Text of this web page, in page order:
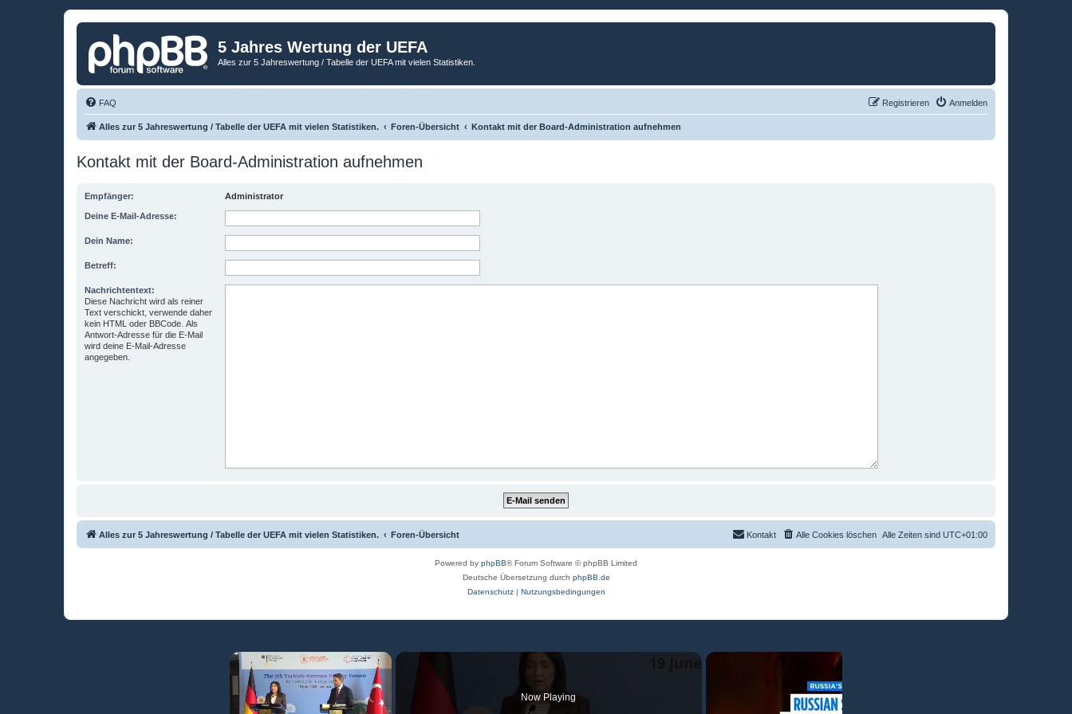
5 Jahres Wertung der UEFA
Alles zur 5 Jahreswertung / Tabelle der UEFA mit vielen Statistiken.
FAQ Anmelden
Registrieren
Alles zur 5 Jahreswertung / Tabelle der UEFA mit vielen Statistiken. Foren-Übersicht Kontakt mit der Board-Administration aufnehmen
Kontakt mit der Board-Administration aufnehmen
Empfänger: Administrator
Deine E-Mail-Adresse:
Dein Name:
Betreff:
Nachrichtentext:
Diese Nachricht wird als reiner
Text verschickt, verwende daher
kein HTML oder BBCode. Als
Antwort-Adresse für die E-Mail
wird deine E-Mail-Adresse
angegeben.
Alles zur 5 Jahreswertung / Tabelle der UEFA mit vielen Statistiken. Foren-Übersicht Alle Zeiten sind UTC+01:00
Alle Cookies löschen
Kontakt
Powered by phpBB® Forum Software © phpBB Limited
Deutsche Übersetzung durch phpBB.de
Datenschutz| Nutzungsbedingungen
×
Now Playing